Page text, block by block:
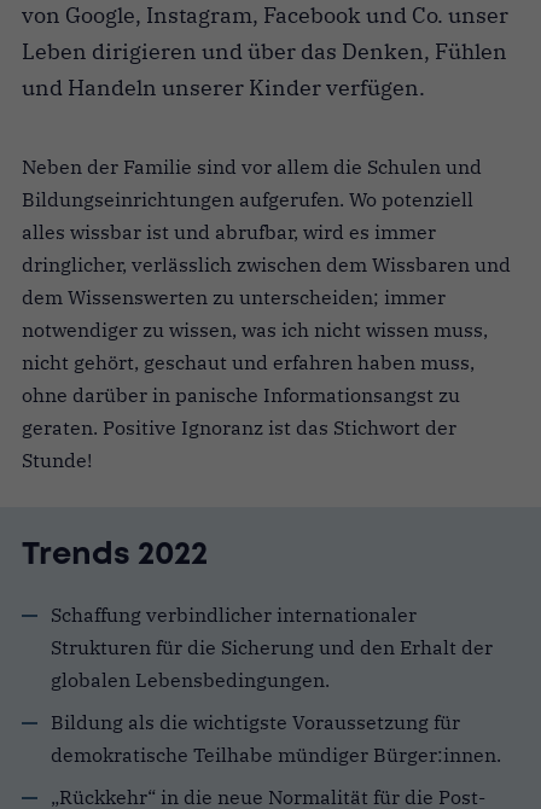
von Google, Instagram, Facebook und Co. unser
Leben dirigieren und über das Denken, Fühlen
und Handeln unserer Kinder verfügen.
Neben der Familie sind vor allem die Schulen und
Bildungseinrichtungen aufgerufen. Wo potenziell
alles wissbar ist und abrufbar, wird es immer
dringlicher, verlässlich zwischen dem Wissbaren und
dem Wissenswerten zu unterscheiden; immer
notwendiger zu wissen, was ich nicht wissen muss,
nicht gehört, geschaut und erfahren haben muss,
ohne darüber in panische Informationsangst zu
geraten. Positive Ignoranz ist das Stichwort der
Stunde!
Trends 2022
Schaffung verbindlicher internationaler
Strukturen für die Sicherung und den Erhalt der
globalen Lebensbedingungen.
Bildung als die wichtigste Voraussetzung für
demokratische Teilhabe mündiger Bürger:innen.
„Rückkehr“ in die neue Normalität für die Post-